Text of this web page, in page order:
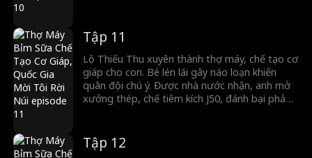
Hạ thành siêu cường quân sự.
Tập 11
Lộ Thiếu Thu xuyên thành thợ máy, chế tạo cơ
giáp cho con. Bé lén lái gây náo loạn khiến
quân đội chú ý. Được nhà nước nhận, anh mở
xưởng thép, chế tiêm kích J50, đánh bại phản
Hạ thành siêu cường quân sự.
Tập 12